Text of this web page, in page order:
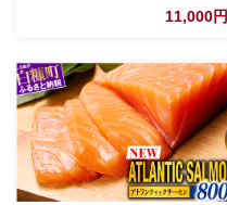
用 さけ サケ ふるさと ランキン
グ 人気 魚介類 魚介 北海道 白
11,000円